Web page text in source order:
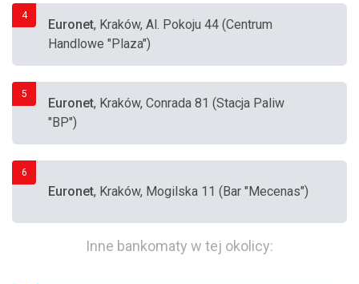
4
Euronet, Kraków, Al. Pokoju 44 (Centrum
Handlowe "Plaza")
5
Euronet, Kraków, Conrada 81 (Stacja Paliw
"BP")
6
Euronet, Kraków, Mogilska 11 (Bar "Mecenas")
Inne bankomaty w tej okolicy: